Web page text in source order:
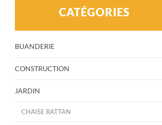
CATÉGORIES
BUANDERIE
CONSTRUCTION
JARDIN
CHAISE RATTAN